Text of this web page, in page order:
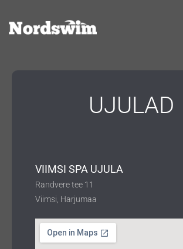
UJULAD
VIIMSI SPA UJULA
Randvere tee 11
Viimsi, Harjumaa